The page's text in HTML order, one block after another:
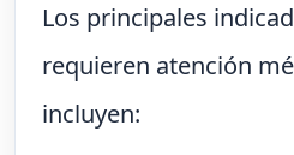
Los principales
requieren atención
incluyen: